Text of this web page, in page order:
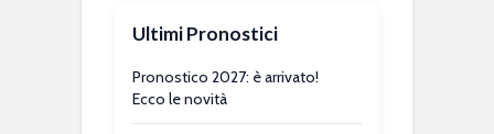
Ultimi Pronostici
Pronostico 2027: è arrivato!
Ecco le novità